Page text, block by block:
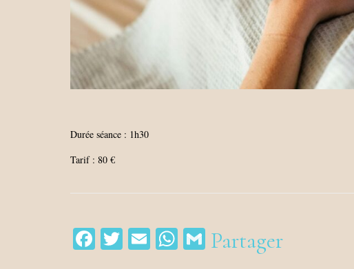
Durée séance : 1h30
Tarif : 80 €
Facebook
Twitter
EmailWhatsApp
Gmail
Partager